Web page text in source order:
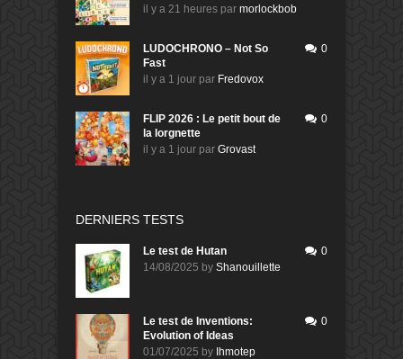
il y a 21 heures par morlockbob
LUDOCHRONO – Not So
Fast
il y a 1 jour par Fredovox
0
FLIP 2026 : Le petit bout de
la lorgnette
il y a 1 jour par Grovast
0
DERNIERS TESTS
Le test de Hutan
14/08/2025 by Shanouillette
0
Le test de Inventions:
Evolution of Ideas
01/07/2025 by Ihmotep
0